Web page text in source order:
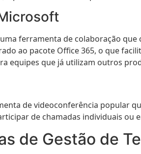
ferramenta de colaboração
ao pacote Office 365, o que
equipes que já utilizam outros
de videoconferência popular
de chamadas individuais
de Gestão de